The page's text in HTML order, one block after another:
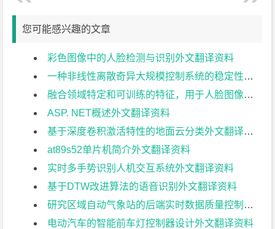
您可能感兴趣的文章
彩色图像中的人脸检测与识别外文翻译资料
一种非线性离散奇异大规模控制系统的稳定性外文翻译资料
融合领域特定和可训练的特征，用于人脸图像的性别识别外文翻译资料
ASP. NET概述外文翻译资料
基于深度卷积激活特性的地面云分类外文翻译资料
at89s52单片机简介外文翻译资料
实时多手势识别人机交互系统外文翻译资料
基于DTW改进算法的语音识别外文翻译资料
研究区域自动气象站的后端实时数据质量控制方法外文翻译资料
电动汽车的智能前车灯控制器设计外文翻译资料